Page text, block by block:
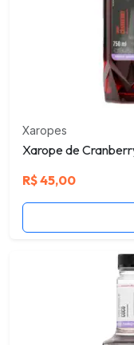
Xaropes
Xarope de
R$45,00